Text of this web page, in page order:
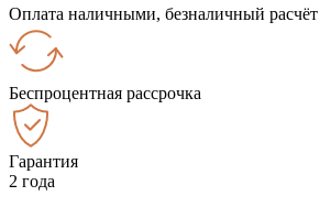
Оплата наличными, безналичный расчёт
Беспроцентная рассрочка
Гарантия
2 года